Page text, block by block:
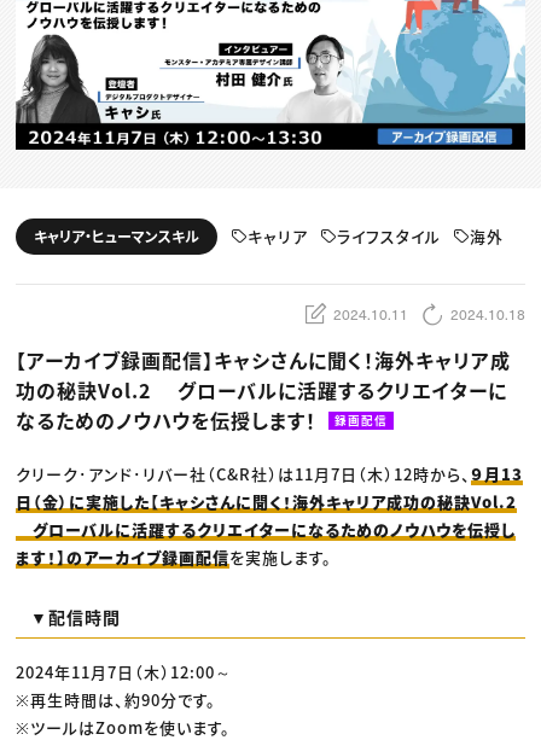
CREATIVE JOB求人検索
特集求人
採用説明会
転職支援サービス
CONTENTS
スキルアップしたい！
動画配信・映像制作
編集・ライティング
ディレクション
TOP Creator’s コラム トップ
Webクリエイター
ゲームクリエイター
クリエイターインタビュー
C＆R Magazine
セミナー
ニュース・トレンド トップ
Web
映像
ゲーム・エンタメ
広告
CREATIVE VILLAGEからのお知らせ
プロフェッショナル×つながる×メディア
キャリア・ヒューマンスキル キャリア ライフスタイル 海外
2024.10.11 2024.10.18
【アーカイブ録画配信】キャシさんに聞く！海外キャリア成
功の秘訣Vol.2 グローバルに活躍するクリエイターに
なるためのノウハウを伝授します！
録画配信
クリーク･アンド･リバー社（C&R社）は11月7日（木）12時から、９月13
日（金）に実施した【キャシさんに聞く！海外キャリア成功の秘訣Vol.2
グローバルに活躍するクリエイターになるためのノウハウを伝授し
ます！】のアーカイブ録画配信を実施します。
▼配信時間
2024年11月7日（木）12:00～
※再生時間は、約90分です。
※ツールはZoomを使います。